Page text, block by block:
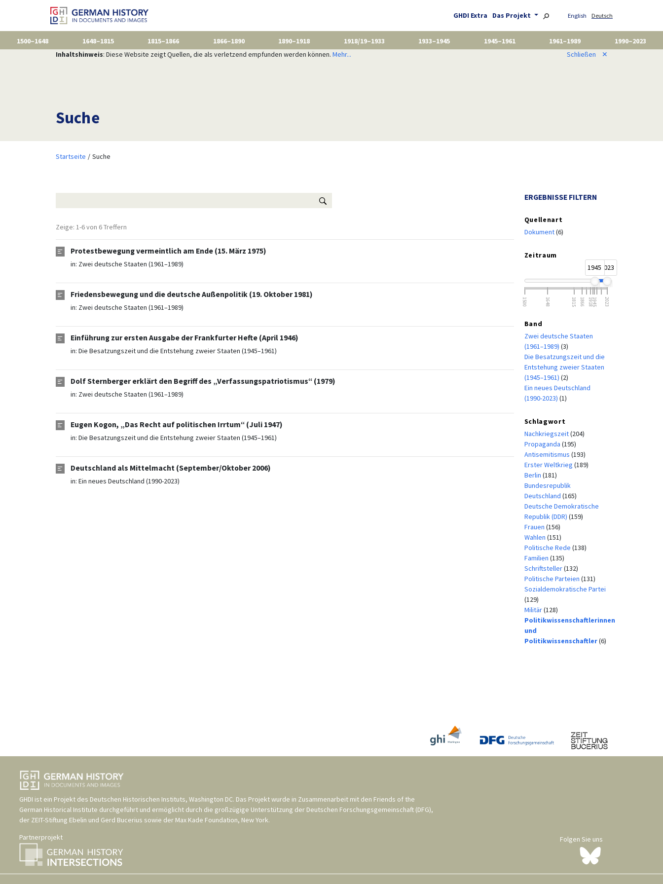
GHDI Extra Das Projekt English Deutsch
1500–1648 1648–1815 1815–1866 1866–1890 1890–1918 1918/19–1933 1933–1945 1945–1961 1961–1989
1990–2023
Inhaltshinweis: Diese Website zeigt Quellen, die als verletzend empfunden werden können. Mehr... Schließen ✕
Suche
Startseite Suche
Zeige: 1-6 von 6 Treffern
Protestbewegung vermeintlich am Ende (15. März 1975)
in: Zwei deutsche Staaten (1961–1989)
Friedensbewegung und die deutsche Außenpolitik (19. Oktober 1981)
in: Zwei deutsche Staaten (1961–1989)
Einführung zur ersten Ausgabe der Frankfurter Hefte (April 1946)
in: Die Besatzungszeit und die Entstehung zweier Staaten (1945–1961)
Dolf Sternberger erklärt den Begriff des „Verfassungspatriotismus“ (1979)
in: Zwei deutsche Staaten (1961–1989)
Eugen Kogon, „Das Recht auf politischen Irrtum“ (Juli 1947)
in: Die Besatzungszeit und die Entstehung zweier Staaten (1945–1961)
Deutschland als Mittelmacht (September/Oktober 2006)
in: Ein neues Deutschland (1990-2023)
ERGEBNISSE FILTERN
Quellenart
Dokument(6)
Zeitraum
19452023
1500 1648 1815 1866 19181945 2023
Band
Zwei deutsche Staaten
(1961–1989) (3)
Die Besatzungszeit und die
Entstehung zweier Staaten
(1945–1961) (2)
Ein neues Deutschland
(1990-2023) (1)
Schlagwort
Nachkriegszeit(204)
Propaganda (195)
Antisemitismus (193)
Erster Weltkrieg (189)
Berlin (181)
Bundesrepublik
Deutschland (165)
Deutsche Demokratische
Republik (DDR) (159)
Frauen (156)
Wahlen (151)
Politische Rede (138)
Familien (135)
Schriftsteller(132)
Politische Parteien (131)
Sozialdemokratische Partei
(129)
Militär(128)
Politikwissenschaftlerinnen
und
Politikwissenschaftler(6)
GHDI ist ein Projekt des Deutschen Historischen Instituts, Washington DC. Das Projekt wurde in Zusammenarbeit mit den Friends of the
German Historical Institute durchgeführt und ermöglicht durch die großzügige Unterstützung der Deutschen Forschungsgemeinschaft (DFG),
der ZEIT-Stiftung Ebelin und Gerd Bucerius sowie der Max Kade Foundation, New York.
Partnerprojekt
Folgen Sie uns